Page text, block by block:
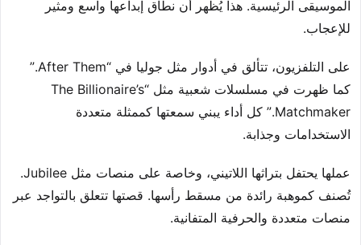
الموسيقى الرئيسية. هذا يُظهر أن نطاق إبداعها واسع ومثير
للإعجاب.
على التلفزيون، تتألق في أدوار مثل جوليا في “After Them.”
كما ظهرت في مسلسلات شعبية مثل “The Billionaire’s
Matchmaker.” كل أداء يبني سمعتها كممثلة متعددة
الاستخدامات وجذابة.
عملها يحتفل بتراثها اللاتيني، وخاصة على منصات مثل Jubilee.
تُصنف كموهبة رائدة من مسقط رأسها. قصتها تتعلق بالتواجد عبر
منصات متعددة والحرفية المتفانية.